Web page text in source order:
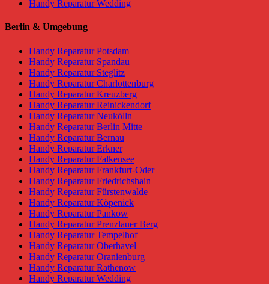
Handy Reparatur Wedding
Berlin & Umgebung
Handy Reparatur Potsdam
Handy Reparatur Spandau
Handy Reparatur Steglitz
Handy Reparatur Charlottenburg
Handy Reparatur Kreuzberg
Handy Reparatur Reinickendorf
Handy Reparatur Neukölln
Handy Reparatur Berlin Mitte
Handy Reparatur Bernau
Handy Reparatur Erkner
Handy Reparatur Falkensee
Handy Reparatur Frankfurt-Oder
Handy Reparatur Friedrichshain
Handy Reparatur Fürstenwalde
Handy Reparatur Köpenick
Handy Reparatur Pankow
Handy Reparatur Prenzlauer Berg
Handy Reparatur Tempelhof
Handy Reparatur Oberhavel
Handy Reparatur Oranienburg
Handy Reparatur Rathenow
Handy Reparatur Wedding